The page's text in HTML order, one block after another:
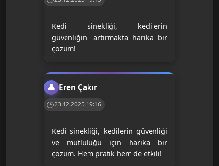
Kedi sinekliği, kedilerin
güvenliğini artırmakta harika bir
çözüm!
Eren Çakır
23.12.2025 19:16
Kedi sinekliği, kedilerin güvenliği
ve mutluluğu için harika bir
çözüm. Hem pratik hem de etkili!